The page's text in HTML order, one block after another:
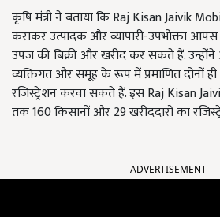
कृषि मंत्री ने बताया कि Raj Kisan Jaivik
कराकर उत्पादक और व्यापारी-उपभोक्ता
उपज की बिक्री और खरीद कर सकते हैं.
व्यक्तिगत और समूह के रूप में प्रमाणित दोनों
रजिस्ट्रेशन करवा सकते हैं. इस Raj Kisan
तक 160 किसानों और 29 खरीददारों का
ADVERTISEMENT